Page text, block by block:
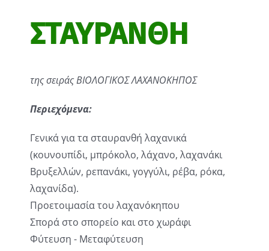
ΣΤΑΥΡΑΝΘΗ
της σειράς ΒΙΟΛΟΓΙΚΟΣ ΛΑΧΑΝΟΚΗΠΟΣ
Περιεχόμενα:
Γενικά για τα σταυρανθή λαχανικά
(κουνουπίδι, μπρόκολο, λάχανο, λαχανάκι
Βρυξελλών, ρεπανάκι, γογγύλι, ρέβα, ρόκα,
λαχανίδα).
Προετοιμασία του λαχανόκηπου
Σπορά στο σπορείο και στο χωράφι
Φύτευση - Μεταφύτευση